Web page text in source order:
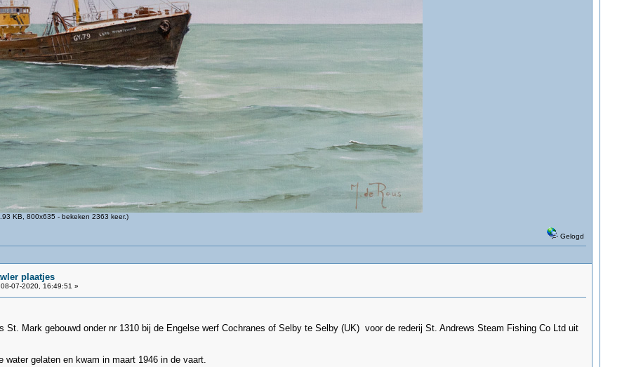
KB, 800x635 - bekeken 2363 keer.)
Gelogd
plaatjes
07-2020, 16:49:51 »
St. Mark gebouwd onder nr 1310 bij de Engelse werf Cochranes of Selby te Selby (UK) voor de rederij St. Andrews Steam Fishing Co Ltd uit
water gelaten en kwam in maart 1946 in de vaart.